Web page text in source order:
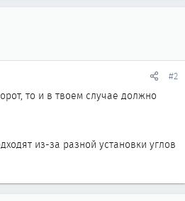
#2
то и в твоем случае должно
из-за разной установки углов